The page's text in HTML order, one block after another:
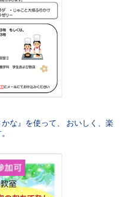
な』を使って、 おいしく、楽